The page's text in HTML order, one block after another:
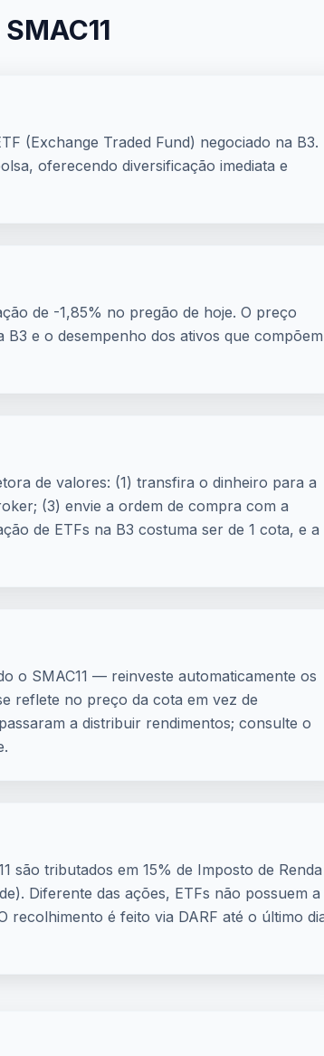
(Exchange Traded Fund) negociado na B3.
oferecendo diversificação imediata e
de -1,85% no pregão de hoje. O preço
e o desempenho dos ativos que compõem
de valores: (1) transfira o dinheiro para a
(3) envie a ordem de compra com a
de ETFs na B3 costuma ser de 1 cota, e a
o SMAC11 — reinveste automaticamente os
reflete no preço da cota em vez de
a distribuir rendimentos; consulte o
são tributados em 15% de Imposto de Renda
Diferente das ações, ETFs não possuem a
recolhimento é feito via DARF até o último